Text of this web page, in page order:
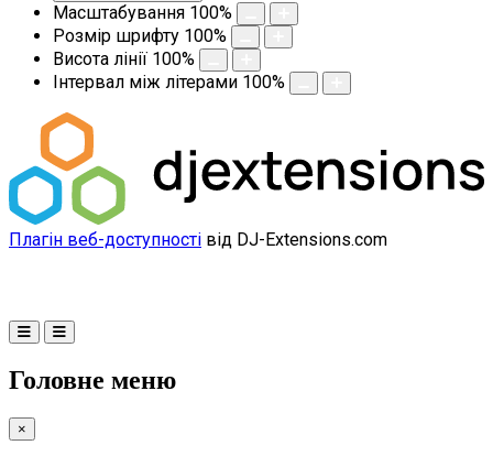
Масштабування 100%
Розмір шрифту 100%
Висота лінії 100%
Інтервал між літерами 100%
Плагін веб-доступності від DJ-Extensions.com
Головне меню
×